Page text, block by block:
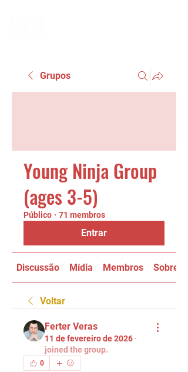
Grupos
Young Ninja Group
(ages 3-5)
Público · 71 membros
Entrar
Discussão Mídia Membros Sobre
Voltar
Ferter Veras
11 de fevereiro de 2026 ·
joined the group.
0